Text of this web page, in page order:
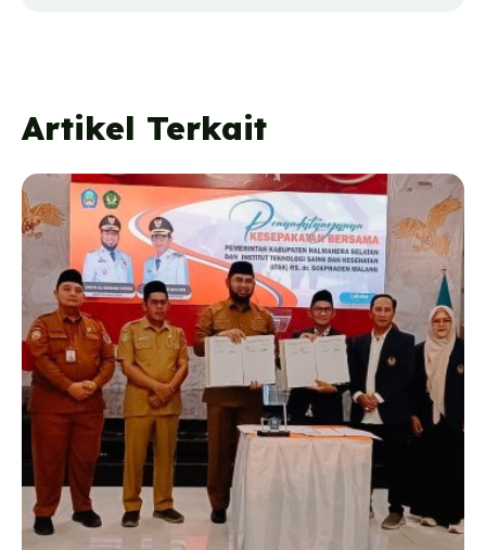
Artikel Terkait